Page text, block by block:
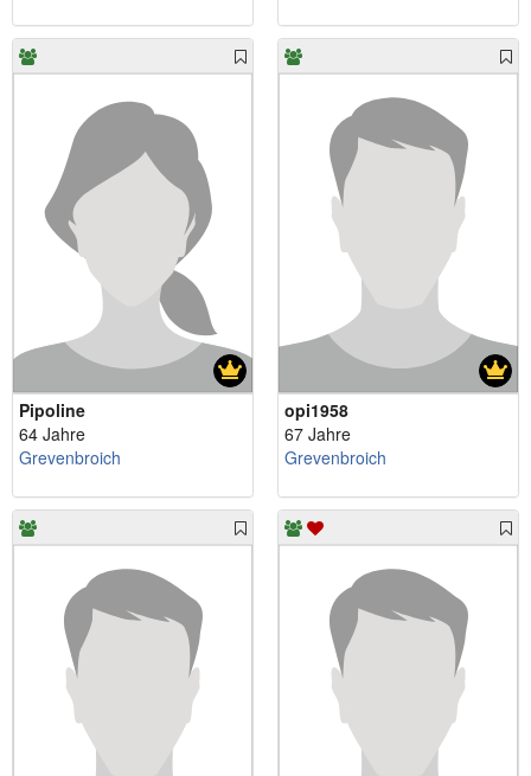
Pipoline
64 Jahre
Grevenbroich
opi1958
67 Jahre
Grevenbroich